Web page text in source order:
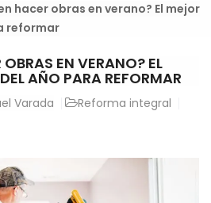
hacer obras en verano? El mejor
reformar
EN VERANO? EL
AÑO PARA REFORMAR
Varada
Reforma integral